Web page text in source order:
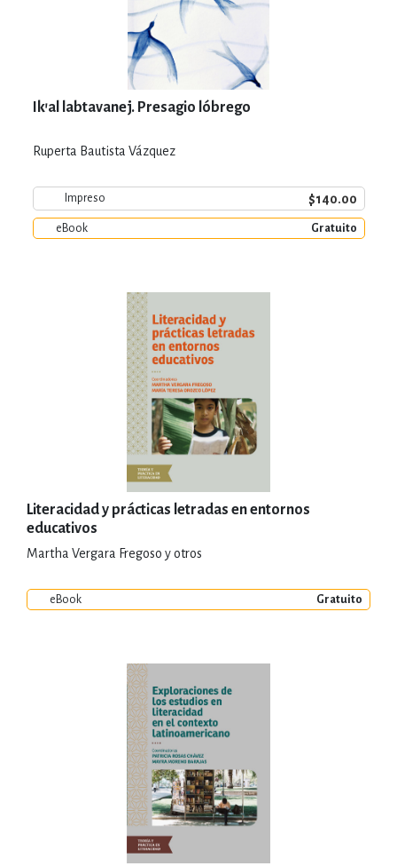
Ik'al labtavanej. Presagio lóbrego
Ruperta Bautista Vázquez
Impreso $140.00
eBook Gratuito
Literacidad y prácticas letradas en entornos
educativos
Martha Vergara Fregoso y otros
eBook Gratuito